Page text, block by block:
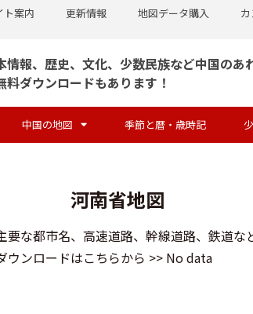
ト案内 更新情報 地図データ購入
情報、歴史、文化、少数民族など中国のあ
料ダウンロードもあります！
中国の地図 季節と暦・歳時記
河南省地図
要な都市名、高速道路、幹線道路、鉄道な
ウンロードはこちらから >> No data